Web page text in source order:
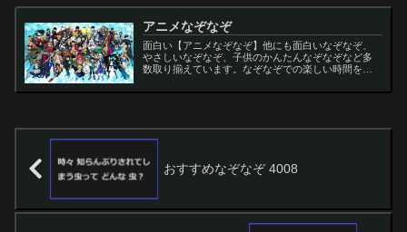
アニメなぞなぞ
面白い【アニメなぞなぞ】他にも面白いなぞなぞ、
やさしいなぞなぞ、子供のかんたんなぞなぞなど多
数取り揃えています。なぞなぞでの楽しい時間をお
おすすめなぞなぞ 4008